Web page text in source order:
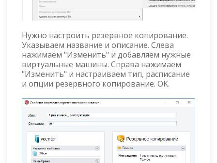
Нужно настроить резервное копирование.
Указываем название и описание. Слева
нажимаем "Изменить" и добавляем нужные
виртуальные машины. Справа нажимаем
"Изменить" и настраиваем тип, расписание
и опции резервного копирование. OK.